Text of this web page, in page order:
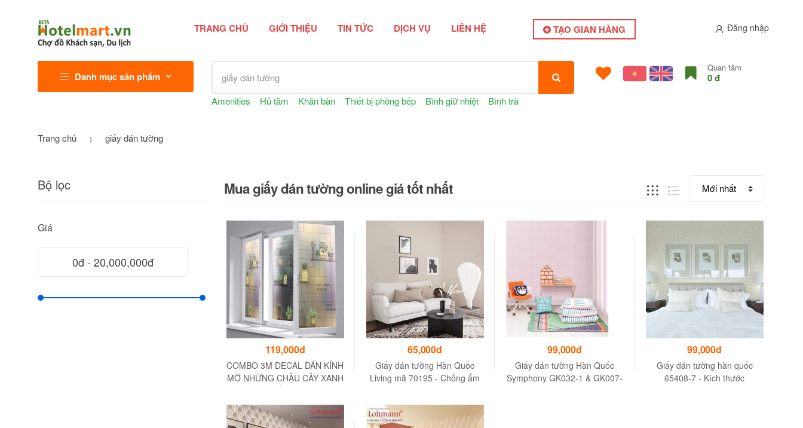
TRANG CHỦ GIỚI THIỆU TIN TỨC DỊCH VỤ LIÊN HỆ TẠO GIAN HÀNG Đăng nhập
Danh mục sản phẩm
Amenities Hủ tăm Khăn bàn Thiết bị phòng bếp Bình giữ nhiệt Bình trà
Quan tâm
0 đ
Trang chủ giấy dán tường
Bộ lọc
Giá
Mua giấy dán tường online giá tốt nhất
119,000đ
COMBO 3M DECAL DÁN KÍNH
MỜ NHỮNG CHẬU CÂY XANH
65,000đ
Giấy dán tường Hàn Quốc
Living mã 70195 - Chống ẩm
99,000đ
Giấy dán tường Hàn Quốc
Symphony GK032-1 & GK007-
99,000đ
Giấy dán tường hàn quốc
65408-7 - Kích thước